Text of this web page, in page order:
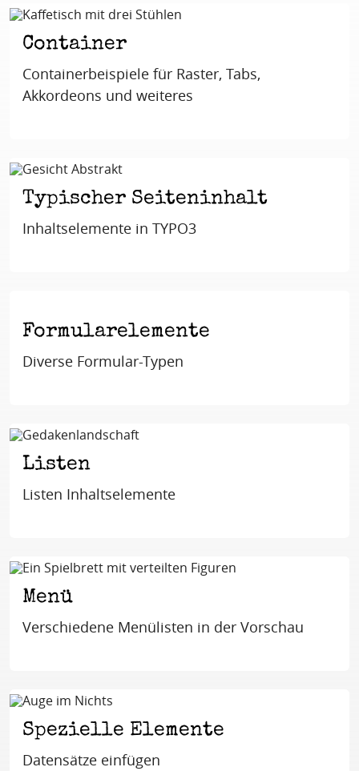
Container
Containerbeispiele für Raster, Tabs,
Akkordeons und weiteres
Typischer Seiteninhalt
Inhaltselemente in TYPO3
Formularelemente
Diverse Formular-Typen
Listen
Listen Inhaltselemente
Menü
Verschiedene Menülisten in der Vorschau
Spezielle Elemente
Datensätze einfügen